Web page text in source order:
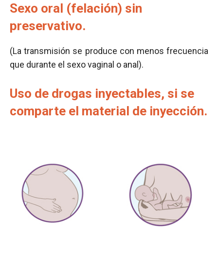
Sexo oral (felación) sin
preservativo.
(La transmisión se produce con menos frecuencia
que durante el sexo vaginal o anal).
Uso de drogas inyectables, si se
comparte el material de inyección.